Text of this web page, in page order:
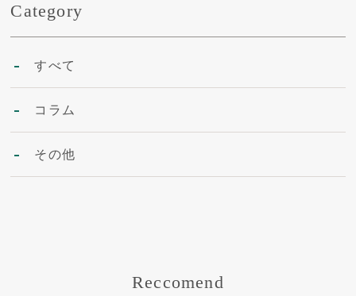
Category
すべて
コラム
その他
Reccomend